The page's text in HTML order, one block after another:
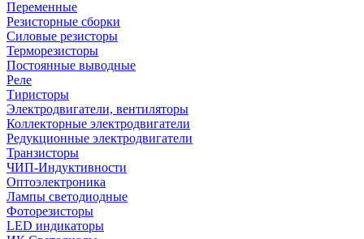
Переменные
Резисторные сборки
Силовые резисторы
Терморезисторы
Постоянные выводные
Реле
Тиристоры
Электродвигатели, вентиляторы
Коллекторные электродвигатели
Редукционные электродвигатели
Транзисторы
ЧИП-Индуктивности
Оптоэлектроника
Лампы светодиодные
Фоторезисторы
LED индикаторы